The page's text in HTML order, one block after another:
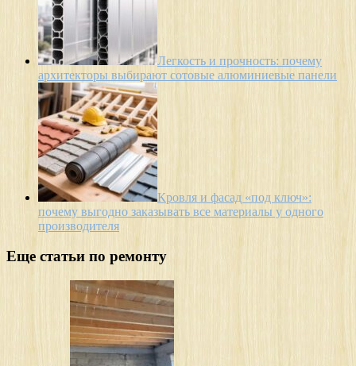
Легкость и прочность: почему
архитекторы выбирают сотовые алюминиевые панели
Кровля и фасад «под ключ»:
почему выгодно заказывать все материалы у одного
производителя
Еще статьи по ремонту